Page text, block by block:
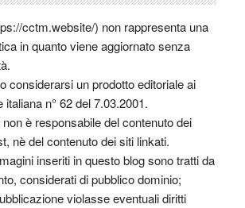
cctm.website/) non rappresenta una
in quanto viene aggiornato senza
considerarsi un prodotto editoriale ai
italiana n° 62 del 7.03.2001.
non è responsabile del contenuto dei
nè del contenuto dei siti linkati.
inseriti in questo blog sono tratti da
considerati di pubblico dominio;
violasse eventuali diritti